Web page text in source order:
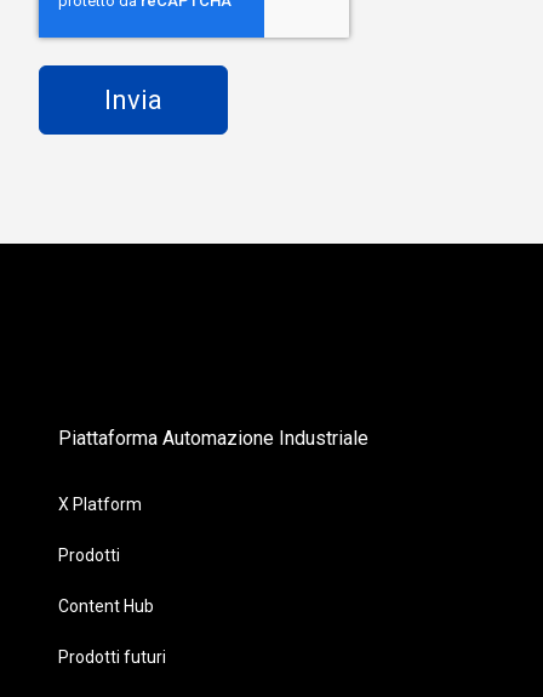
Piattaforma Automazione Industriale
X Platform
Prodotti
Content Hub
Prodotti futuri